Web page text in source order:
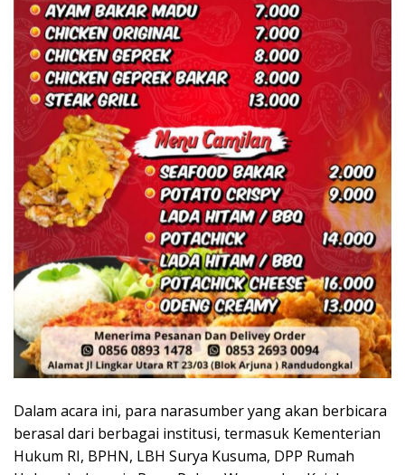
Dalam acara ini, para narasumber yang akan berbicara
berasal dari berbagai institusi, termasuk Kementerian
Hukum RI, BPHN, LBH Surya Kusuma, DPP Rumah